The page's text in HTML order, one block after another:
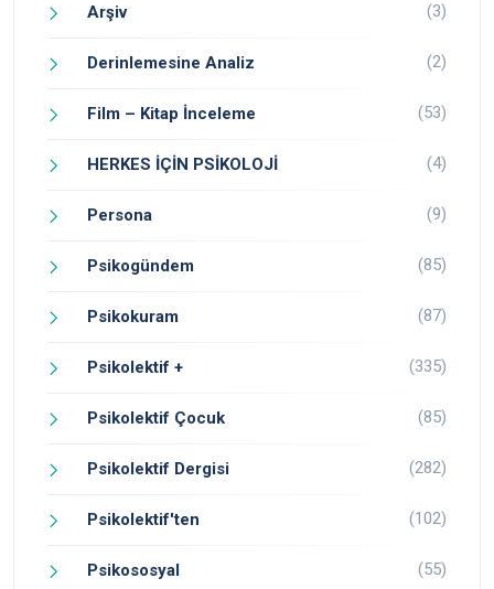
Arşiv (3)
Derinlemesine Analiz (2)
Film – Kitap İnceleme (53)
HERKES İÇİN PSİKOLOJİ (4)
Persona (9)
Psikogündem (85)
Psikokuram (87)
Psikolektif + (335)
Psikolektif Çocuk (85)
Psikolektif Dergisi (282)
Psikolektif'ten (102)
Psikososyal (55)